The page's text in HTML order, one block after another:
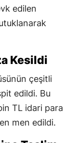
edilen
Kesildi
çeşitli
edildi. Bu
TL idari para
men edildi.